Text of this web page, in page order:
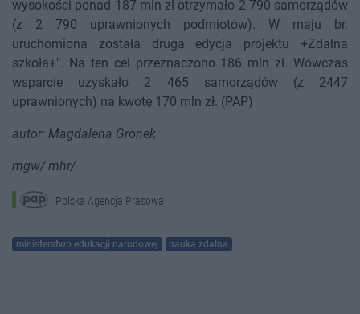
wysokości ponad 187 mln zł otrzymało 2 790 samorządów
(z 2 790 uprawnionych podmiotów). W maju br.
uruchomiona została druga edycja projektu +Zdalna
szkoła+". Na ten cel przeznaczono 186 mln zł. Wówczas
wsparcie uzyskało 2 465 samorządów (z 2447
uprawnionych) na kwotę 170 mln zł. (PAP)
autor: Magdalena Gronek
mgw/ mhr/
Polska Agencja Prasowa
ministerstwo edukacji narodowej nauka zdalna